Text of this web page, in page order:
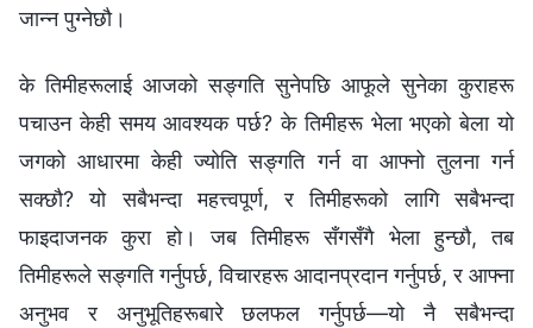
जान्न पुग्नेछौ।
के तिमीहरूलाई आजको सङ्गति सुनेपछि आफूले सुनेका कुराहरू
पचाउन केही समय आवश्यक पर्छ? के तिमीहरू भेला भएको बेला यो
जगको आधारमा केही ज्योति सङ्गति गर्न वा आफ्नो तुलना गर्न
सक्छौ? यो सबैभन्दा महत्त्वपूर्ण, र तिमीहरूको लागि सबैभन्दा
फाइदाजनक कुरा हो। जब तिमीहरू सँगसँगै भेला हुन्छौ, तब
तिमीहरूले सङ्गति गर्नुपर्छ, विचारहरू आदानप्रदान गर्नुपर्छ, र आफ्ना
अनुभव र अनुभूतिहरूबारे छलफल गर्नुपर्छ—यो नै सबैभन्दा